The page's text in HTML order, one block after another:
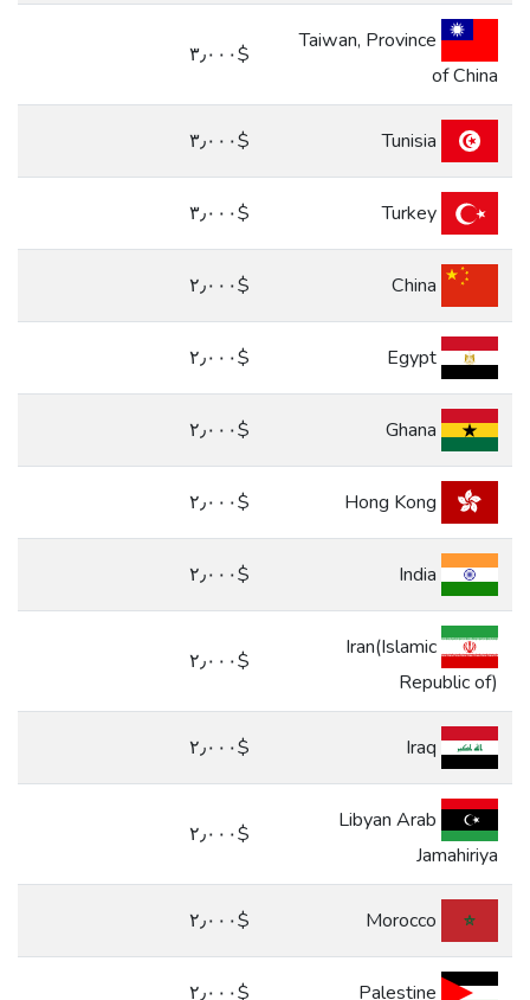
Taiwan, Province
of China
$٣٫٠٠٠
$٣٫٠٠٠
Turkey $٣٫٠٠٠
$٢٫٠٠٠
Egypt $٢٫٠٠٠
$٢٫٠٠٠
$٢٫٠٠٠
$٢٫٠٠٠
Iran(Islamic
Republic of)
$٢٫٠٠٠
$٢٫٠٠٠
Libyan Arab
Jamahiriya
$٢٫٠٠٠
$٢٫٠٠٠
$٢٫٠٠٠